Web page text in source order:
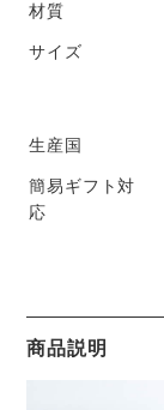
材質
サイズ
生産国
簡易ギフト対
応
商品説明